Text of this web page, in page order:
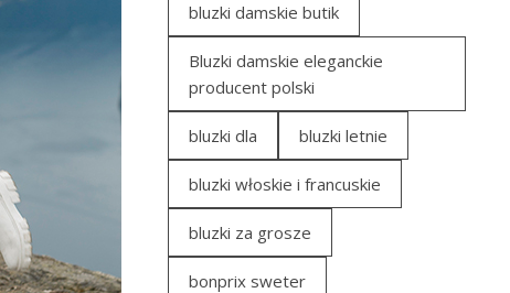
bluzki damskie butik
Bluzki damskie eleganckie
producent polski
bluzki dla bluzki letnie
bluzki włoskie i francuskie
bluzki za grosze
bonprix sweter